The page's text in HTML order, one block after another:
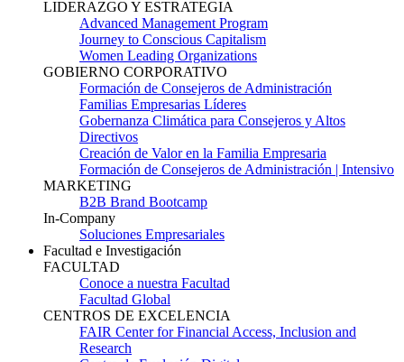
LIDERAZGO Y ESTRATEGIA
Advanced Management Program
Journey to Conscious Capitalism
Women Leading Organizations
GOBIERNO CORPORATIVO
Formación de Consejeros de Administración
Familias Empresarias Líderes
Gobernanza Climática para Consejeros y Altos
Directivos
Creación de Valor en la Familia Empresaria
Formación de Consejeros de Administración | Intensivo
MARKETING
B2B Brand Bootcamp
In-Company
Soluciones Empresariales
Facultad e Investigación
FACULTAD
Conoce a nuestra Facultad
Facultad Global
CENTROS DE EXCELENCIA
FAIR Center for Financial Access, Inclusion and
Research